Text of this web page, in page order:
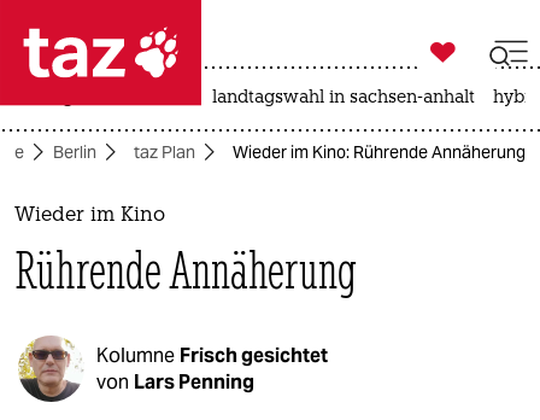
 taz zahl ich
taz zahl ich
themen
politik
öko
gesellschaft

taz zahl ich
landtagswahl in sachsen-anhalt
Berlin taz Plan Wieder im Kino: Rührende Annäherung
Wieder im Kino
Rührende Annäherung
Kolumne Frisch gesichtet
von Lars Penning